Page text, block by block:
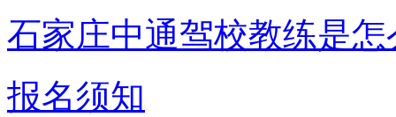
石家庄中通驾校教练是怎
报名须知